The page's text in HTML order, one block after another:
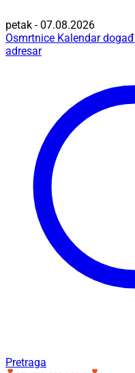
petak - 07.08.2026
Osmrtnice Kalendar
adresar
Pretraga